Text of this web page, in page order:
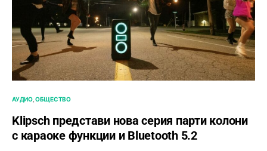
АУДИО ОБЩЕСТВО
Klipsch представи нова серия парти колони
с караоке функции и Bluetooth 5.2